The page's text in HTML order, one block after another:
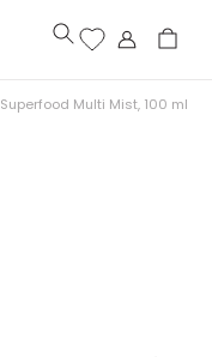
Superfood Multi Mist, 100 ml